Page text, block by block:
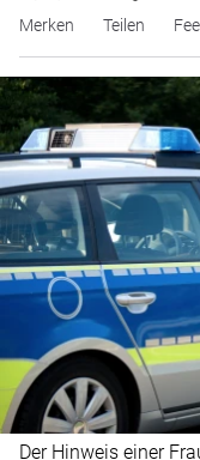
Merken Teilen
Der Hinweis einer